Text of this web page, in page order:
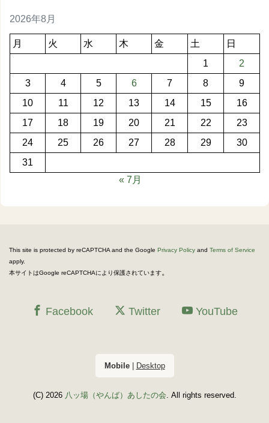
2026年8月
月 火 水 木 金 土
日
1
2
3
4 5 6 7 8
9
10
11 12 13 14 15
16
17
18 19 20 21 22
23
24
25 26 27 28 29
30
31
« 7月
This site is protected by reCAPTCHA and the Google Privacy Policy and Terms of Service
apply.
本サイトはGoogle reCAPTCHAにより保護されています。
Facebook Twitter YouTube
Mobile| Desktop
(C) 2026 八ッ場（やんば）あしたの会. All rights reserved.